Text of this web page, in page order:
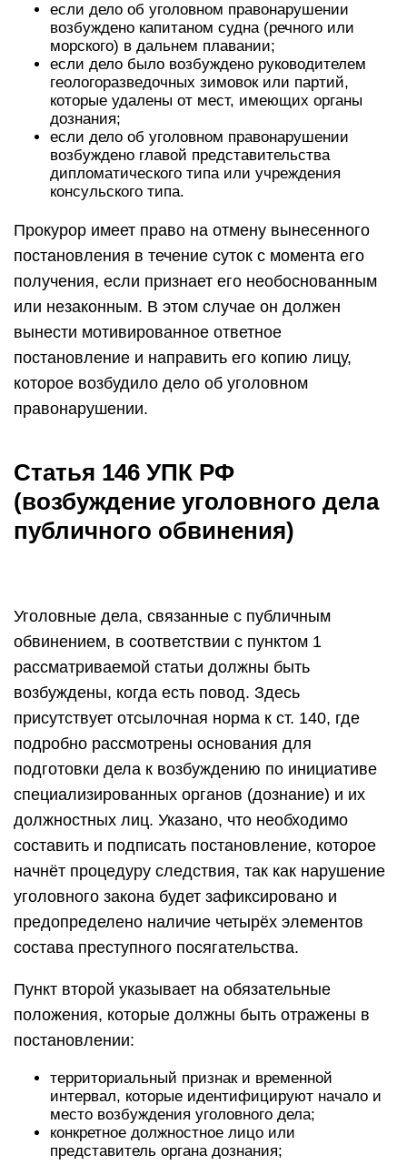
если дело об уголовном правонарушении
возбуждено капитаном судна (речного или
морского) в дальнем плавании;
если дело было возбуждено руководителем
геологоразведочных зимовок или партий,
которые удалены от мест, имеющих органы
дознания;
если дело об уголовном правонарушении
возбуждено главой представительства
дипломатического типа или учреждения
консульского типа.
Прокурор имеет право на отмену вынесенного
постановления в течение суток с момента его
получения, если признает его необоснованным
или незаконным. В этом случае он должен
вынести мотивированное ответное
постановление и направить его копию лицу,
которое возбудило дело об уголовном
правонарушении.
Статья 146 УПК РФ
(возбуждение уголовного дела
публичного обвинения)
Уголовные дела, связанные с публичным
обвинением, в соответствии с пунктом 1
рассматриваемой статьи должны быть
возбуждены, когда есть повод. Здесь
присутствует отсылочная норма к ст. 140, где
подробно рассмотрены основания для
подготовки дела к возбуждению по инициативе
специализированных органов (дознание) и их
должностных лиц. Указано, что необходимо
составить и подписать постановление, которое
начнёт процедуру следствия, так как нарушение
уголовного закона будет зафиксировано и
предопределено наличие четырёх элементов
состава преступного посягательства.
Пункт второй указывает на обязательные
положения, которые должны быть отражены в
постановлении:
территориальный признак и временной
интервал, которые идентифицируют начало и
место возбуждения уголовного дела;
конкретное должностное лицо или
представитель органа дознания;